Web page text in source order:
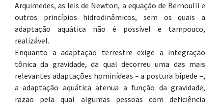
Arquimedes, as leis de Newton, a equação de Bernoulli e
outros princípios hidrodinâmicos, sem os quais a
adaptação aquática não é possível e tampouco,
realizável.
Enquanto a adaptação terrestre exige a integração
tônica da gravidade, da qual decorreu uma das mais
relevantes adaptações hominídeas – a postura bípede –,
a adaptação aquática atenua a função da gravidade,
razão pela qual algumas pessoas com deficiência